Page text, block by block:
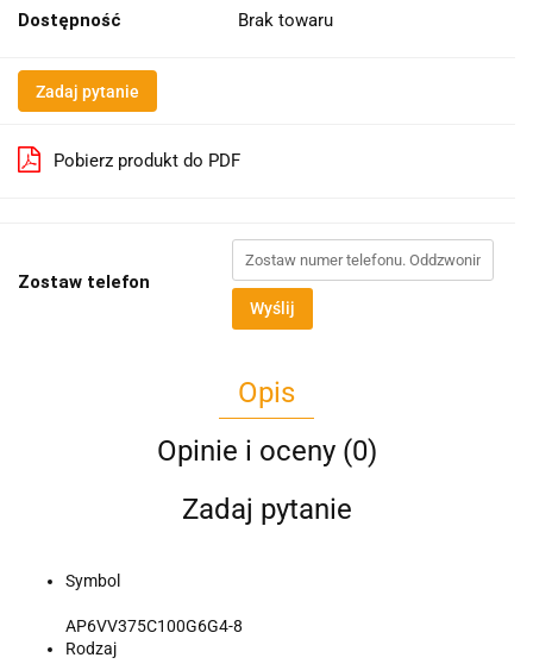
Dostępność Brak towaru
Zadaj pytanie
Pobierz produkt do PDF
Zostaw telefon
Wyślij
Opis
Opinie i oceny (0)
Zadaj pytanie
Symbol
AP6VV375C100G6G4-8
Rodzaj